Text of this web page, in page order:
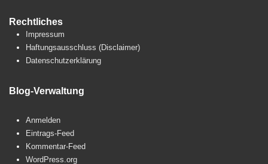
Rechtliches
Impressum
Haftungsausschluss (Disclaimer)
Datenschutzerklärung
Blog-Verwaltung
Anmelden
Eintrags-Feed
Kommentar-Feed
WordPress.org